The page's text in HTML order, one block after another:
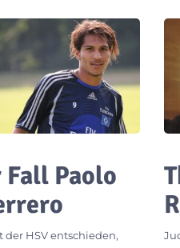
Fall Paolo
der HSV entschieden,